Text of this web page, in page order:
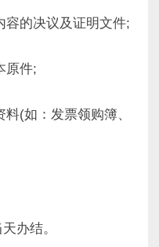
的决议及证明文件;
件;
(如：发票领购簿、
办结。